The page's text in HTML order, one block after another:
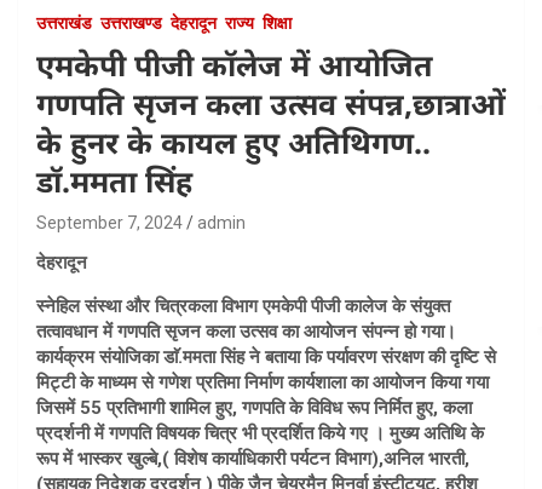
उत्तराखंड उत्तराखण्ड देहरादून राज्य शिक्षा
एमकेपी पीजी कॉलेज में आयोजित
गणपति सृजन कला उत्सव संपन्न,छात्राओं
के हुनर के कायल हुए अतिथिगण..
डॉ.ममता सिंह
September 7, 2024 admin
देहरादून
स्नेहिल संस्था और चित्रकला विभाग एमकेपी पीजी कालेज के संयुक्त
तत्वावधान में गणपति सृजन कला उत्सव का आयोजन संपन्न हो गया।
कार्यक्रम संयोजिका डाॅ.ममता सिंह ने बताया कि पर्यावरण संरक्षण की दृष्टि से
मिट्टी के माध्यम से गणेश प्रतिमा निर्माण कार्यशाला का आयोजन किया गया
जिसमें 55 प्रतिभागी शामिल हुए, गणपति के विविध रूप निर्मित हुए, कला
प्रदर्शनी में गणपति विषयक चित्र भी प्रदर्शित किये गए । मुख्य अतिथि के
रूप में भास्कर खुल्बे,( विशेष कार्याधिकारी पर्यटन विभाग),अनिल भारती,
(सहायक निदेशक दूरदर्शन ) पीके जैन चेयरमैन मिनर्वा इंस्टीट्यूट, हरीश